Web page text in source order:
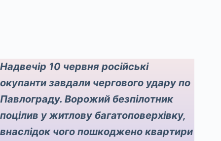
Надвечір 10 червня російські
окупанти завдали чергового удару по
Павлограду. Ворожий безпілотник
поцілив у житлову багатоповерхівку,
внаслідок чого пошкоджено квартири